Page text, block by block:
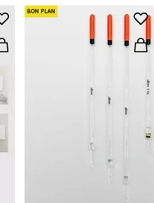
BON PLAN